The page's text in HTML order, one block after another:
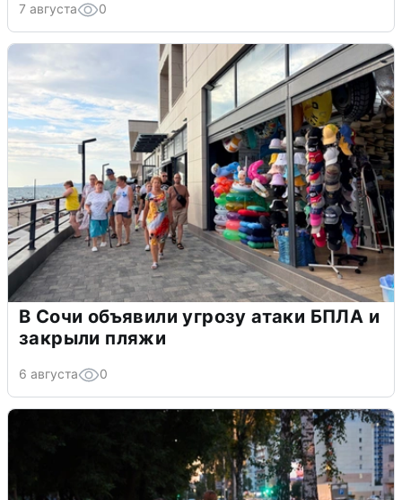
7 августа 0
В Сочи объявили угрозу атаки БПЛА и
закрыли пляжи
6 августа 0